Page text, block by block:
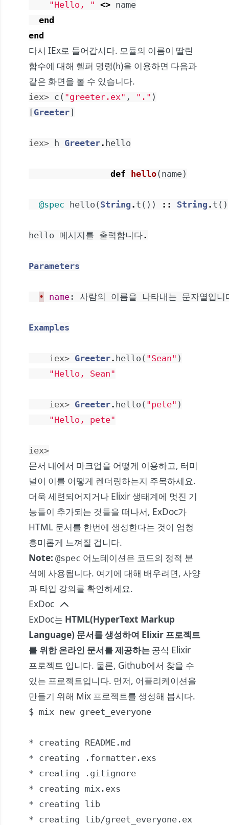
"Hello, " <> name
end
end
다시 IEx로 들어갑시다. 모듈의 이름이 딸린
함수에 대해 헬퍼 명령(h)을 이용하면 다음과
같은 화면을 볼 수 있습니다.
iex> c ( "greeter.ex" , "." )
[Greeter]
iex> h Greeter. hello
def hello( name)
@spec hello ( String . t ( ) ) :: String . t ( )
hello 메시지를 출력합니다.
Parameters
• name : 사람의 이름을 나타내는 문자열입니
Examples
iex> Greeter. hello ( "Sean" )
"Hello, Sean"
iex> Greeter. hello ( "pete" )
"Hello, pete"
iex>
문서 내에서 마크업을 어떻게 이용하고, 터미
널이 이를 어떻게 렌더링하는지 주목하세요.
더욱 세련되어지거나 Elixir 생태계에 멋진 기
능들이 추가되는 것들을 떠나서, ExDoc가
HTML 문서를 한번에 생성한다는 것이 엄청
흥미롭게 느껴질 겁니다.
Note: @spec 어노테이션은 코드의 정적 분
석에 사용됩니다. 여기에 대해 배우려면, 사양
과 타입 강의를 확인하세요.
ExDoc
ExDoc는 HTML(HyperText Markup
Language) 문서를 생성하여 Elixir 프로젝트
를 위한 온라인 문서를 제공하는 공식 Elixir
프로젝트 입니다. 물론, Github에서 찾을 수
있는 프로젝트입니다. 먼저, 어플리케이션을
만들기 위해 Mix 프로젝트를 생성해 봅시다.
$ mix new greet_everyone
* creating README.md
* creating .formatter.exs
* creating .gitignore
* creating mix.exs
* creating lib
* creating lib/greet_everyone.ex